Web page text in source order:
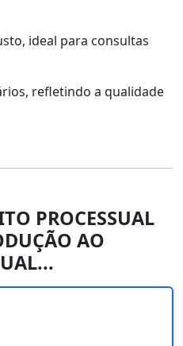
ideal para consultas
refletindo a qualidade
PROCESSUAL
AO